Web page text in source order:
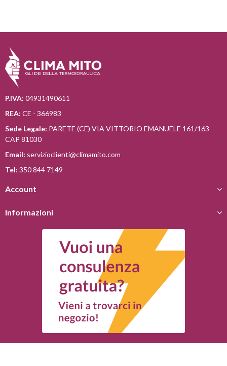
P.IVA: 04931490611
REA: CE - 366983
Sede Legale: PARETE (CE) VIA VITTORIO EMANUELE 161/163
CAP 81030
Email: servizioclienti@climamito.com
Tel: 350 844 7149
Account
Informazioni